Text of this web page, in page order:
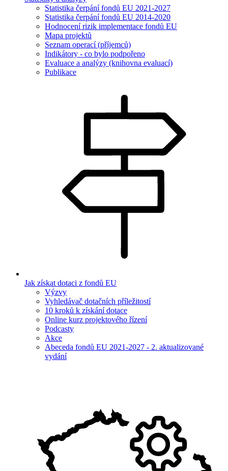
Statistika čerpání fondů EU 2021-2027
Statistika čerpání fondů EU 2014-2020
Hodnocení rizik implementace fondů EU
Mapa projektů
Seznam operací (příjemců)
Indikátory - co bylo podpořeno
Evaluace a analýzy (knihovna evaluací)
Publikace
Jak získat dotaci z fondů EU
Výzvy
Vyhledávač dotačních příležitostí
10 kroků k získání dotace
Online kurz projektového řízení
Podcasty
Akce
Abeceda fondů EU 2021-2027 - 2. aktualizované
vydání